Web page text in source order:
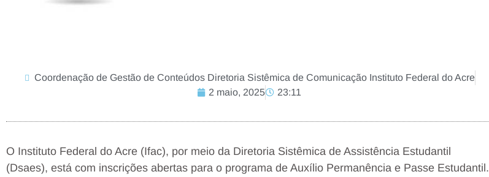
Coordenação de Gestão de Conteúdos Diretoria Sistêmica de Comunicação Instituto Federal do Acre
2 maio, 2025
23:11
O Instituto Federal do Acre (Ifac), por meio da Diretoria Sistêmica de Assistência Estudantil
(Dsaes), está com inscrições abertas para o programa de Auxílio Permanência e Passe Estudantil.